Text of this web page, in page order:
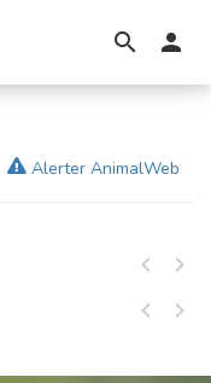
Alerter AnimalWeb